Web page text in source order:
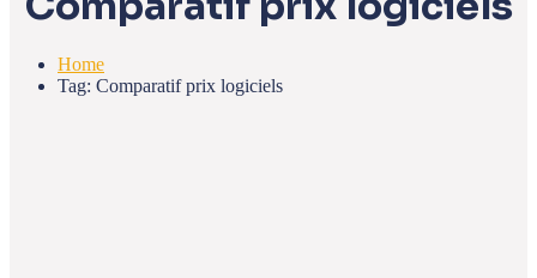
Home
Tag: Comparatif prix logiciels